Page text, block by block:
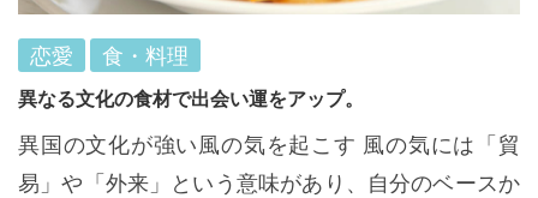
恋愛 食・料理
異なる文化の食材で出会い運をアップ。
異国の文化が強い風の気を起こす 風の気には「貿
易」や「外来」という意味があり、自分のベースか